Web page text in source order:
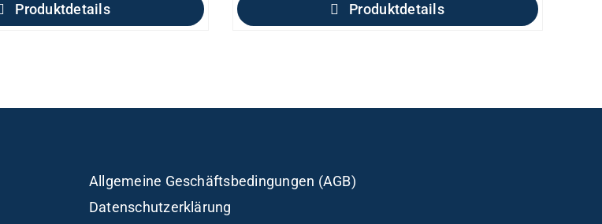
Produktdetails Produktdetails
Allgemeine Geschäftsbedingungen (AGB)
Datenschutzerklärung